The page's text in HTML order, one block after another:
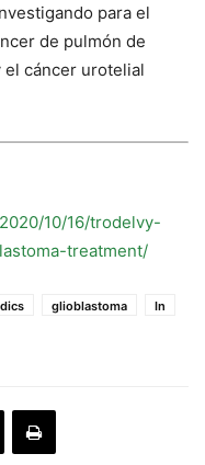
para el
de pulmón de
el cáncer urotelial
10/16/trodelvy-
treatment/
glioblastoma
In